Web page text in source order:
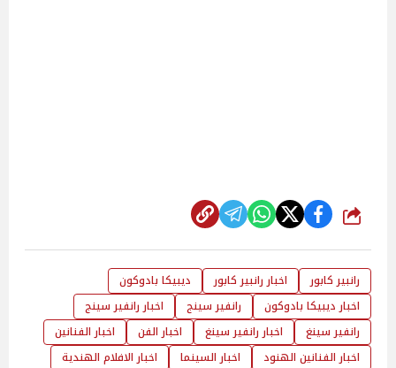
شارك
رانبير كابور اخبار رانبير كابور
ديبيكا بادوكون
اخبار ديبيكا بادوكون
رانفير سينج
اخبار رانفير سينج
رانفير سينغ
اخبار رانفير سينغ اخبار الفن
اخبار الفنانين
اخبار الفنانين الهنود
اخبار السينما
اخبار الافلام الهندية